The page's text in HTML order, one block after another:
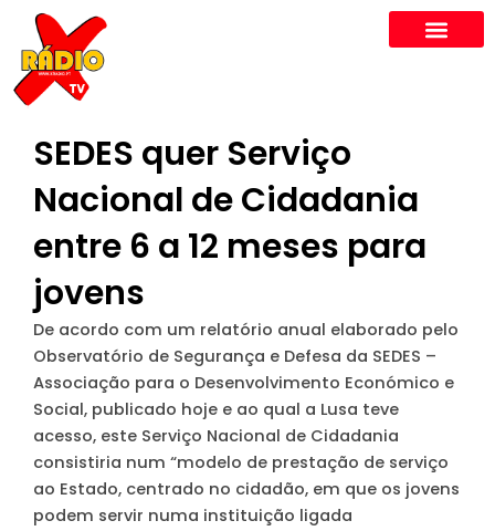
content
SEDES quer Serviço
Nacional de Cidadania
entre 6 a 12 meses para
jovens
De acordo com um relatório anual elaborado pelo
Observatório de Segurança e Defesa da SEDES –
Associação para o Desenvolvimento Económico e
Social, publicado hoje e ao qual a Lusa teve
acesso, este Serviço Nacional de Cidadania
consistiria num “modelo de prestação de serviço
ao Estado, centrado no cidadão, em que os jovens
podem servir numa instituição ligada